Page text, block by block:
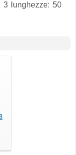
3 lunghezze: 50